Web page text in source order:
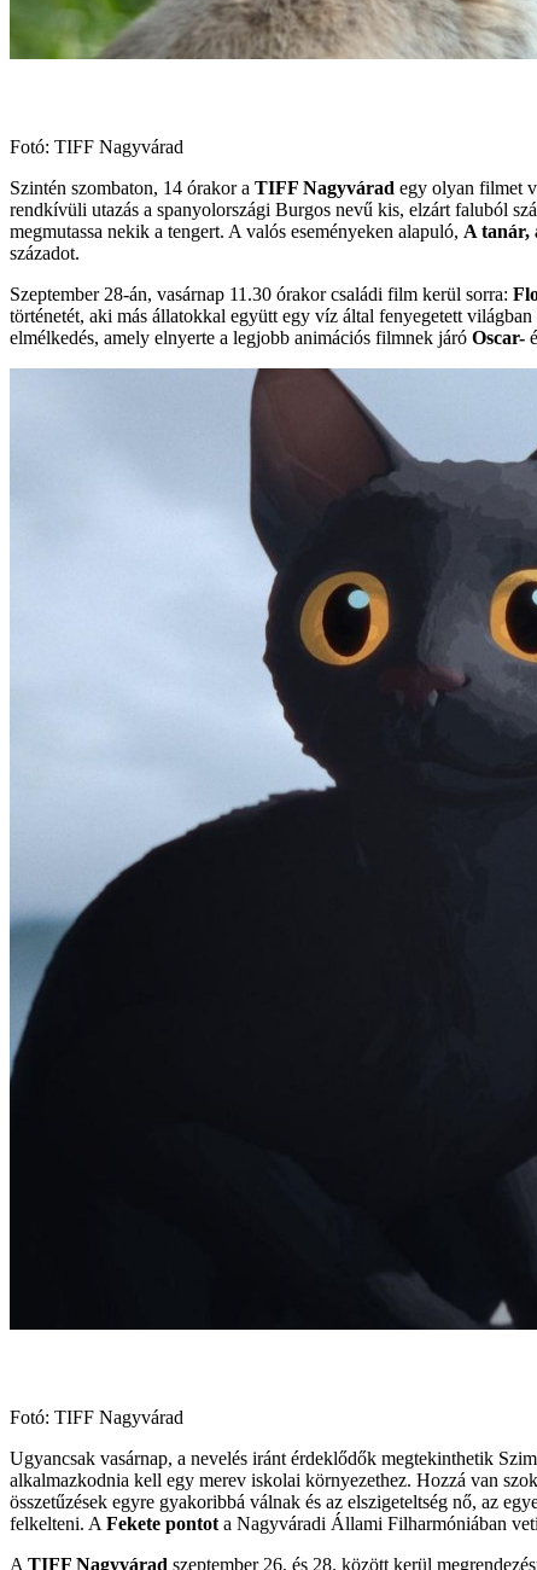
Fotó: TIFF Nagyvárad
Szintén szombaton, 14 órakor a TIFF Nagyvárad egy olyan filmet
rendkívüli utazás a spanyolországi Burgos nevű kis, elzárt faluból
megmutassa nekik a tengert. A valós eseményeken alapuló, A tanár,
századot.
Szeptember 28-án, vasárnap 11.30 órakor családi film kerül sorra:
történetét, aki más állatokkal együtt egy víz által fenyegetett
elmélkedés, amely elnyerte a legjobb animációs filmnek járó Oscar-
Fotó: TIFF Nagyvárad
Ugyancsak vasárnap, a nevelés iránt érdeklődők megtekinthetik
alkalmazkodnia kell egy merev iskolai környezethez. Hozzá van
összetűzések egyre gyakoribbá válnak és az elszigeteltség nő, az
felkelteni. A Fekete pontot a Nagyváradi Állami Filharmóniában
A TIFF Nagyvárad szeptember 26. és 28. között kerül